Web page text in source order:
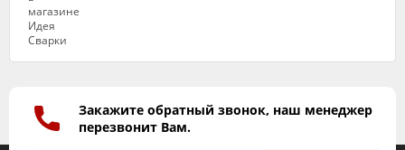
Закажите обратный звонок, наш менеджер
перезвонит Вам.